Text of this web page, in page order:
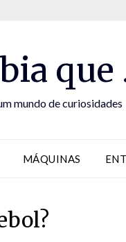
que
mundo de curiosidades
MÁQUINAS